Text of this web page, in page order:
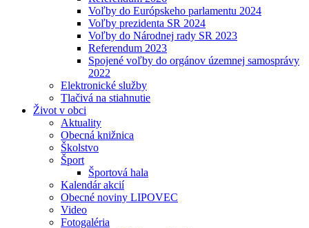
Voľby do Európskeho parlamentu 2024
Voľby prezidenta SR 2024
Voľby do Národnej rady SR 2023
Referendum 2023
Spojené voľby do orgánov územnej samosprávy
2022
Elektronické služby
Tlačivá na stiahnutie
Život v obci
Aktuality
Obecná knižnica
Školstvo
Šport
Športová hala
Kalendár akcií
Obecné noviny LIPOVEC
Video
Fotogaléria